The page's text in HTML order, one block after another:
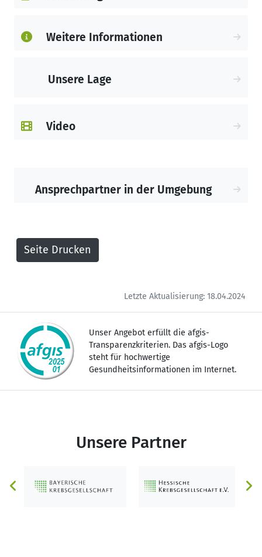
Weitere Informationen
Unsere Lage
Video
Ansprechpartner in der Umgebung
Letzte Aktualisierung: 18.04.2024
Unser Angebot erfüllt die afgis-
Transparenzkriterien. Das afgis-Logo
steht für hochwertige
Gesundheitsinformationen im Internet.
Unsere Partner